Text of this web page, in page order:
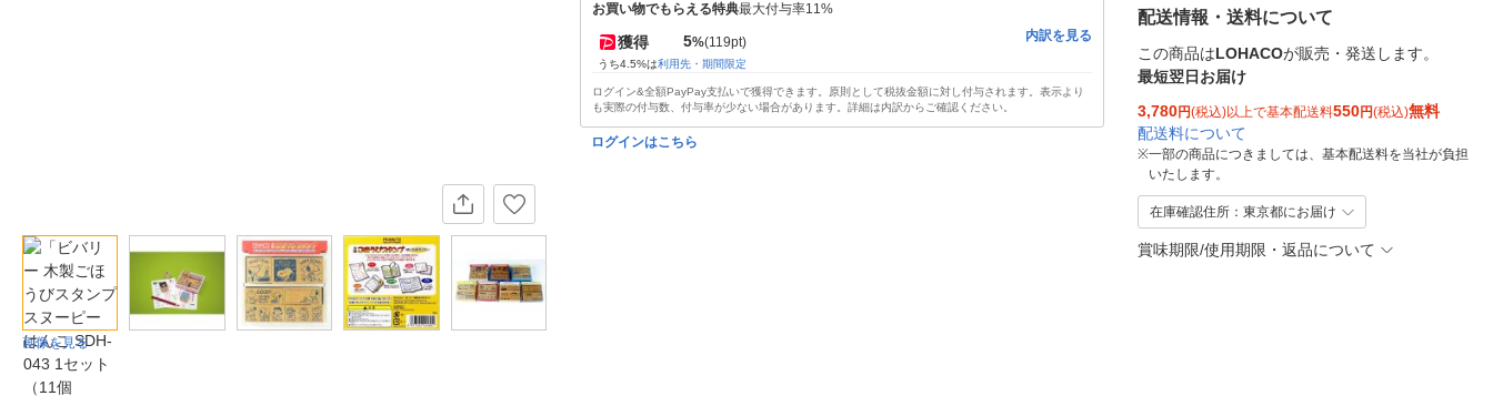
画像を見る
お買い物でもらえる特典最大付与率11%
獲得 5%(119pt)
うち4.5%は利用先・期間限定
内訳を見る
ログイン&全額PayPay支払いで獲得できます。原則として税抜金額に対し付与されます。表示より
も実際の付与数、付与率が少ない場合があります。詳細は内訳からご確認ください。
ログインはこちら
配送情報・送料について
この商品はLOHACOが販売・発送します。
最短翌日お届け
3,780円(税込)以上で基本配送料550円(税込)無料
配送料について
※一部の商品につきましては、基本配送料を当社が負担
いたします。
在庫確認住所：東京都にお届け
賞味期限/使用期限・返品について